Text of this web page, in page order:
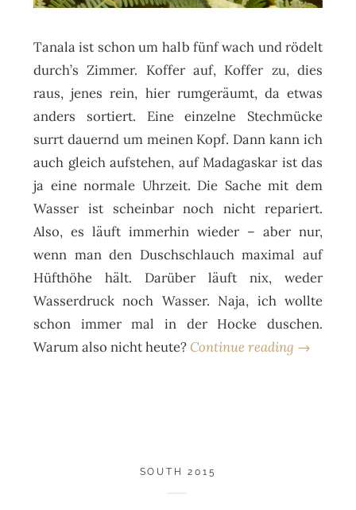
Tanala ist schon um halb fünf wach und rödelt
durch’s Zimmer. Koffer auf, Koffer zu, dies
raus, jenes rein, hier rumgeräumt, da etwas
anders sortiert. Eine einzelne Stechmücke
surrt dauernd um meinen Kopf. Dann kann ich
auch gleich aufstehen, auf Madagaskar ist das
ja eine normale Uhrzeit. Die Sache mit dem
Wasser ist scheinbar noch nicht repariert.
Also, es läuft immerhin wieder – aber nur,
wenn man den Duschschlauch maximal auf
Hüfthöhe hält. Darüber läuft nix, weder
Wasserdruck noch Wasser. Naja, ich wollte
schon immer mal in der Hocke duschen.
Warum also nicht heute? Continue reading →
SOUTH 2015